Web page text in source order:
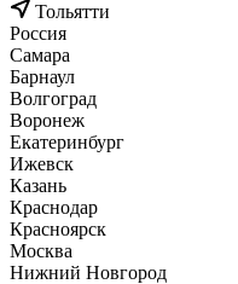
Тольятти
Россия
Самара
Барнаул
Волгоград
Воронеж
Екатеринбург
Ижевск
Казань
Краснодар
Красноярск
Москва
Нижний Новгород